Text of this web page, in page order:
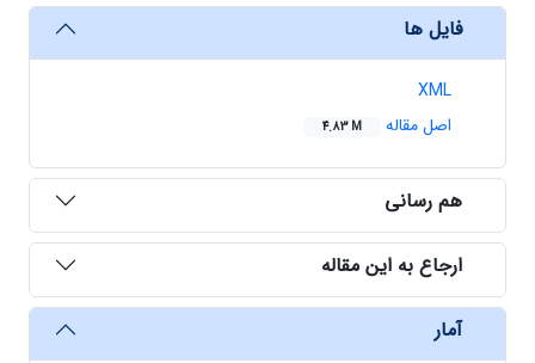
فایل ها
XML
اصل مقاله
4.83 M
هم رسانی
ارجاع به این مقاله
آمار